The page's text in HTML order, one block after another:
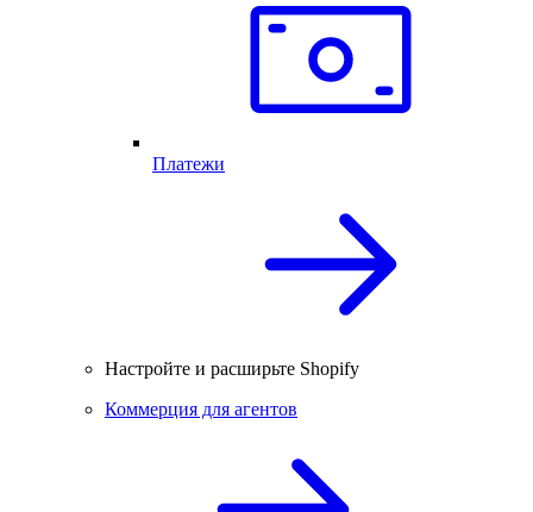
Платежи
Настройте и расширьте Shopify
Коммерция для агентов